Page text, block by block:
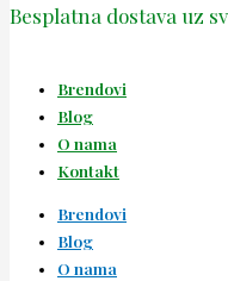
Besplatna dostava uz
Brendovi
Blog
O nama
Kontakt
Brendovi
Blog
O nama